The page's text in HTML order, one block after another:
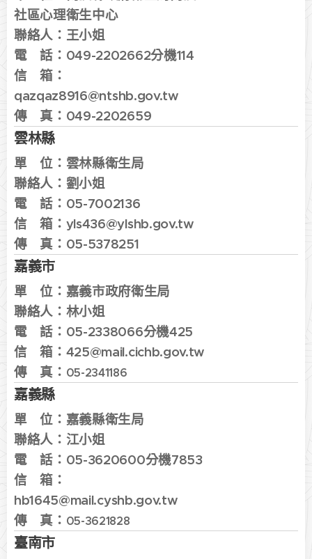
社區心理衛生中心
聯絡人：王小姐
電 話： 049-2202662分機114
信 箱：
qazqaz8916@ntshb.gov.tw
傳 真： 049-2202659
雲林縣
單 位： 雲林縣衛生局
聯絡人： 劉小姐
電 話： 05-7002136
信 箱： yls436@ylshb.gov.tw
傳 真： 05-5378251
嘉義市
單 位： 嘉義市政府衛生局
聯絡人： 林小姐
電 話： 05-2338066分機425
信 箱： 425@mail.cichb.gov.tw
傳 真： 05-2341186
嘉義縣
單 位： 嘉義縣衛生局
聯絡人：江小姐
電 話： 05-3620600分機7853
信 箱：
hb1645@mail.cyshb.gov.tw
傳 真： 05-3621828
臺南市